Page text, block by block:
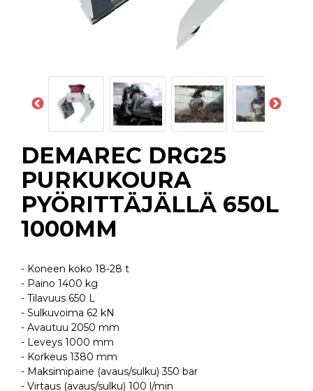
DEMAREC DRG25
PURKUKOURA
PYÖRITTÄJÄLLÄ 650L
1000MM
- Koneen koko 18-28 t
- Paino 1400 kg
- Tilavuus 650 L
- Sulkuvoima 62 kN
- Avautuu 2050 mm
- Leveys 1000 mm
- Korkeus 1380 mm
- Maksimipaine (avaus/sulku) 350 bar
- Virtaus (avaus/sulku) 100 l/min